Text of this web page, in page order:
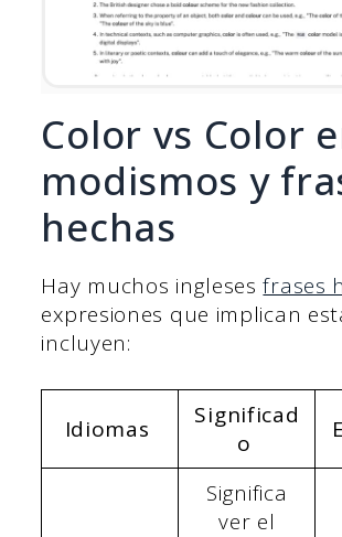
Color vs Color
modismos y
hechas
Hay muchos inglesesfrases
expresiones que implican
incluyen:
Idiomas
Significad
o
Significa
ver el